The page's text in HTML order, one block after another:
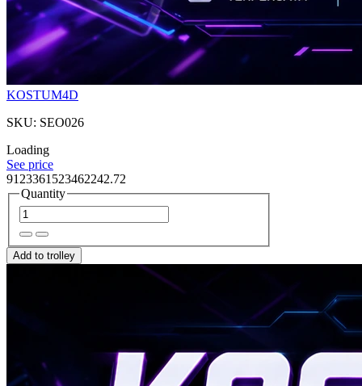
KOSTUM4D
SKU: SEO026
Loading
See price
9123361523462242.72
Quantity
Add to trolley